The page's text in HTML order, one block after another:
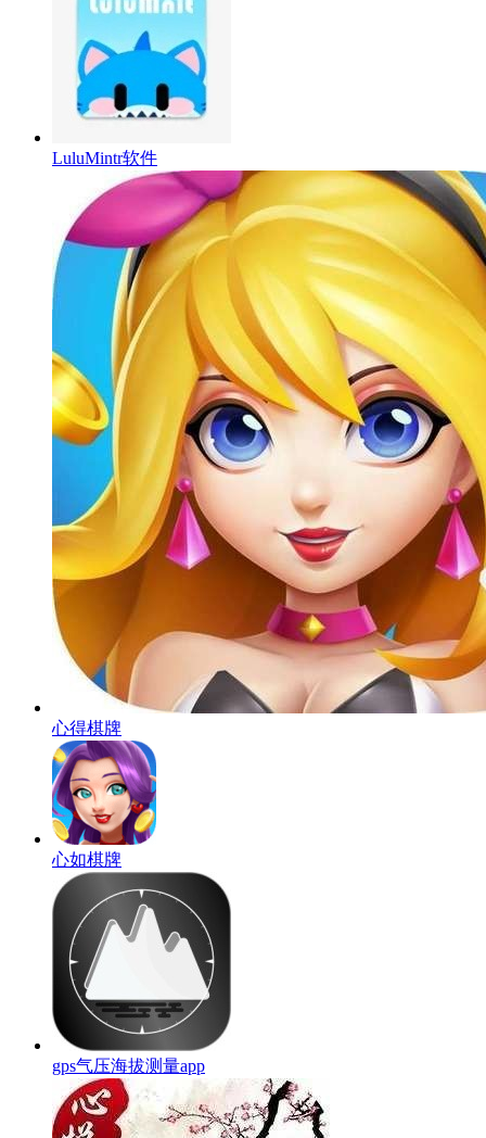
LuluMintr软件
心得棋牌
心如棋牌
gps气压海拔测量app